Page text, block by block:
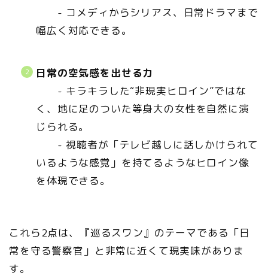
- コメディからシリアス、日常ドラマまで
幅広く対応できる。
日常の空気感を出せる力
- キラキラした“非現実ヒロイン”ではな
く、地に足のついた等身大の女性を自然に演
じられる。
- 視聴者が「テレビ越しに話しかけられて
いるような感覚」を持てるようなヒロイン像
を体現できる。
これら2点は、『巡るスワン』のテーマである「日
常を守る警察官」と非常に近くて現実味がありま
す。